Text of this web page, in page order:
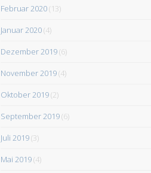
Februar 2020(13)
Januar 2020(4)
Dezember 2019(6)
November 2019(4)
Oktober 2019(2)
September 2019(6)
Juli 2019(3)
Mai 2019(4)